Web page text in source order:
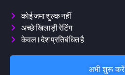
कोई जमा शुल्क नहीं
अच्छे खिलाड़ी रेटिंग
केवल 1 देश प्रतिबंधित है
अभी शुरू करें